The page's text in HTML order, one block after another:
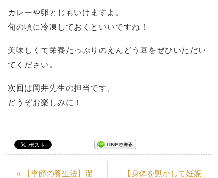
カレーや卵とじもいけますよ。
旬の頃に冷凍しておくといいですね！
美味しくて栄養たっぷりのえんどう豆をぜひいただい
てください。
次回は岡井先生の担当です。
どうぞお楽しみに！
« 【季節の養生法】湿
【身体を動かして妊娠